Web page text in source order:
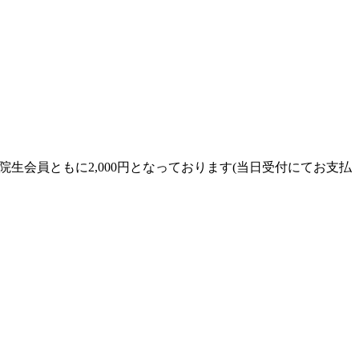
会員ともに2,000円となっております(当日受付にてお支払